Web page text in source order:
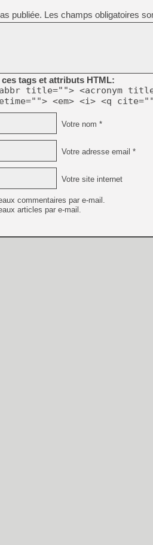
publiée. Les champs obligatoires
tags et attributs HTML:
title=""> <acronym
<em> <i> <q
Votre nom *
Votre adresse email *
Votre site internet
commentaires par e-mail.
articles par e-mail.